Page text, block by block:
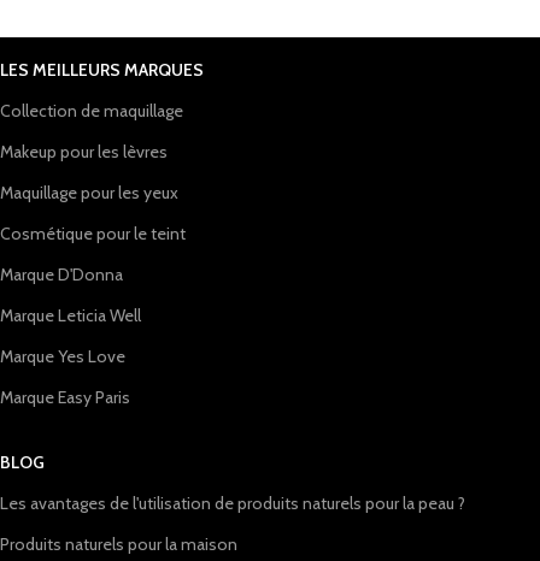
LES MEILLEURS MARQUES
Collection de maquillage
Makeup pour les lèvres
Maquillage pour les yeux
Cosmétique pour le teint
Marque D'Donna
Marque Leticia Well
Marque Yes Love
Marque Easy Paris
BLOG
Les avantages de l'utilisation de produits naturels pour la peau ?
Produits naturels pour la maison